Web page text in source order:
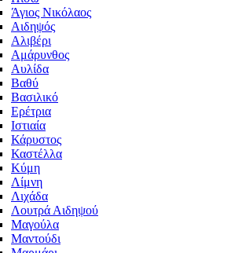
Άγιος Νικόλαος
Αιδηψός
Αλιβέρι
Αμάρυνθος
Αυλίδα
Βαθύ
Βασιλικό
Ερέτρια
Ιστιαία
Κάρυστος
Καστέλλα
Κύμη
Λίμνη
Λιχάδα
Λουτρά Αιδηψού
Μαγούλα
Μαντούδι